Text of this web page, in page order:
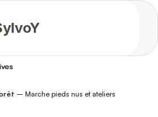
– Marche pieds nus et ateliers